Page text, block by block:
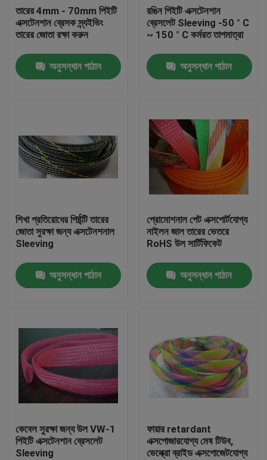
পণ্য
কারখানা ভ্রমণ
মান নিয়ন্ত্রণ
উদ্ধৃতির জন্য আবেদন
নমনীয় পিভিসি টিউবিং
ঢেউখেলান নমনীয় টিউবিং
তারের 4mm - 70mm পিইটি
এক্সটেনশান ব্রেসক স্ন্যইভিং
তারের জোতা রক্ষা করুন
অনুসন্ধান পাঠান
রঙিন পিইটি এক্সটেনশান
ব্রেসলেট Sleeving -50 ° C
~ 150 ° C কর্মরত তাপমাত্রা
অনুসন্ধান পাঠান
শিখা প্রতিরোধের পিईটি তারের
জোতা সুরক্ষা জন্য এক্সটেনশনাল
Sleeving
অনুসন্ধান পাঠান
প্রোমোশনাল পেট এক্সপোর্টযোগ্য
নাইলন জাল তারের ভেতরে
RoHS উল সার্টিফিকেট
অনুসন্ধান পাঠান
কেবেল সুরক্ষা জন্য উল VW-1
পিইটি এক্সটেনশান ব্রেসলেট
Sleeving
ফায়ার retardant
এক্সপোজারযোগ্য মেষ টিউব,
ভেল্ক্রো ব্রাইড এক্সপোজেটযোগ্য